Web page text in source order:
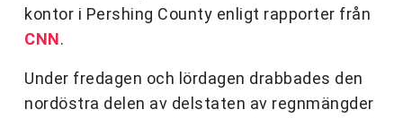
kontor i Pershing County enligt rapporter från
CNN.
Under fredagen och lördagen drabbades den
nordöstra delen av delstaten av regnmängder